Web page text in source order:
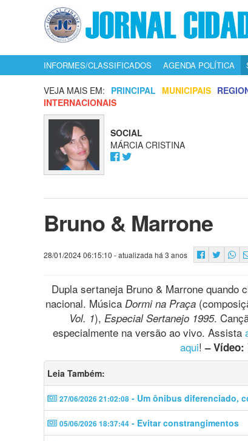
INFORMES/CLASSIFICADOS AGENDA POLÍTICA
VEJA MAIS EM: PRINCIPAL MUNICIPAIS
INTERNACIONAIS
SOCIAL
MÁRCIA CRISTINA
Bruno & Marrone
28/01/2024 06:15:10 - atualizada há 3 anos
Dupla sertaneja Bruno & Marrone quando
nacional. MúsicaDormi na Praça
Vol. 1),Especial Sertanejo 1995.
especialmente na versão ao vivo. Assista
aqui!– Vídeo:
Leia Também:
27/06/2026 21:02:08 - Um ônibus diferenciado,
05/06/2026 18:37:44 - Evitar constrangimentos